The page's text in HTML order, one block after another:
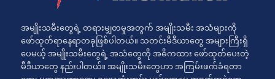
အမျိုးသမီးတွေရဲ့ တရားမျှတမှုအတွက် အမျိုးသမီး အသံများကို
ဖော်ထုတ်ရာနေရာတခုဖြစ်ပါတယ်။ သတင်းမီဒီယာတွေ အများကြီးရှိ
ပေမယ့် အမျိုးသမီးတွေရဲ့ အသံတွေကို အဓိကထား ဖော်ထုတ်ပေးတဲ့
မီဒီယာတွေ နည်းပါတယ်။ အမျိုးသမီးတွေဟာ အကြမ်းဖက်ခံရတာ